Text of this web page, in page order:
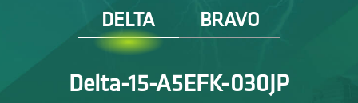
DELTA BRAVO
Delta-15-A5EFK-030JP